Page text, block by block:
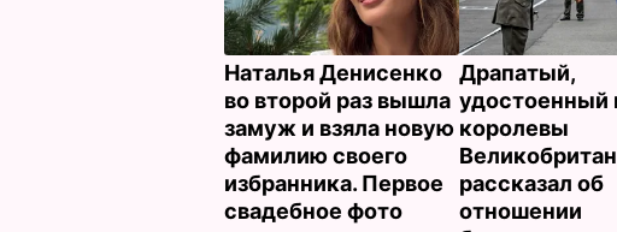
Наталья Денисенко
во второй раз вышла
замуж и взяла новую
фамилию своего
избранника. Первое
свадебное фото
Драпатый,
удостоенный
королевы
рассказал об
отношении